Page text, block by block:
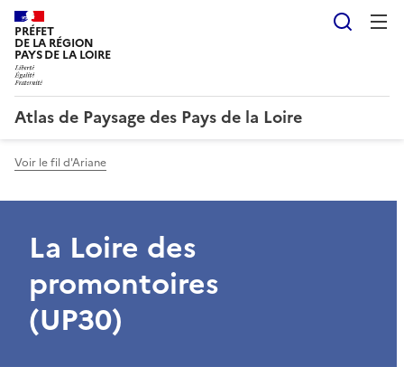
PRÉFET
DE LA RÉGION
PAYS DE LA LOIRE
Atlas de Paysage des Pays de la Loire
Voir le fil d'Ariane
La Loire des
promontoires
(UP30)